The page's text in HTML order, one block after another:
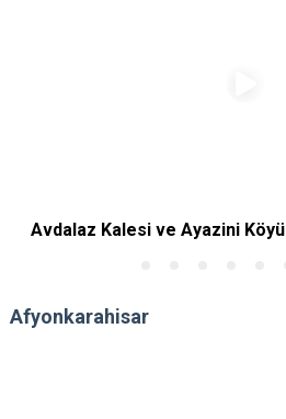
Avdalaz Kalesi ve Ayazini Köyü
Afyonkarahisar